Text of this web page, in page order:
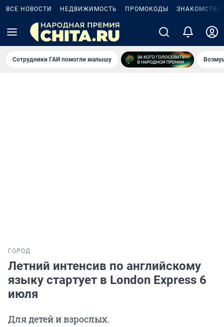
ВСЕ НОВОСТИ НЕДВИЖИМОСТЬ ПРОМОКОДЫ ЗНАКОМСТВА
Сотрудники ГАИ помогли малышу
ГОРОД
Летний интенсив по английскому
языку стартует в London Express 6
июля
Для детей и взрослых.